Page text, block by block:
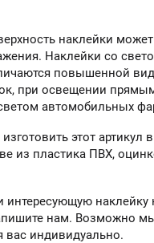
наклейки
Наклейки со
повышенной
при освещении
автомобильных
этот артикул
из пластика ПВХ,
наклейку
нам. Возможно
вас индивидуально.